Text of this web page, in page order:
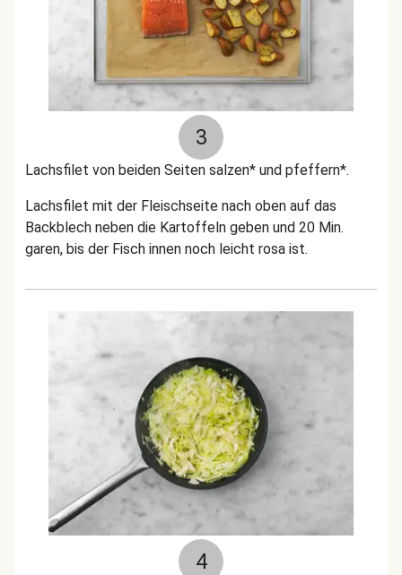
3
Lachsfilet von beiden Seiten salzen* und pfeffern*.
Lachsfilet mit der Fleischseite nach oben auf das
Backblech neben die Kartoffeln geben und 20 Min.
garen, bis der Fisch innen noch leicht rosa ist.
4